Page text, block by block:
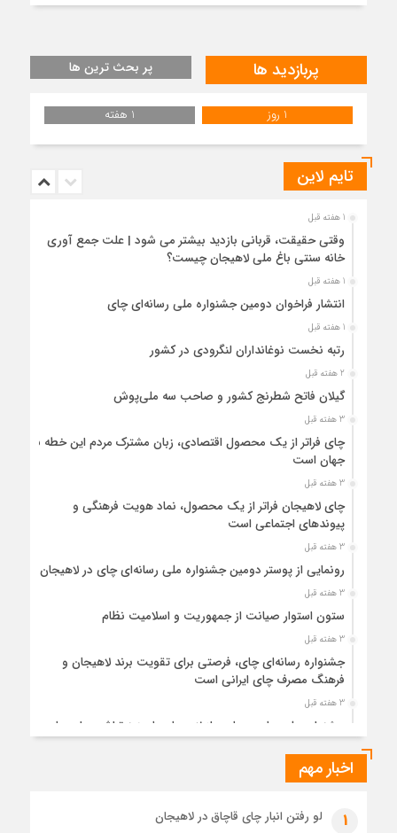
پربازدید ها پر بحث ترین ها
1 روز 1 هفته
تایم لاین
1 هفته قبل
وقتی حقیقت، قربانی بازدید بیشتر می شود | علت جمع آوری
خانه سنتی باغ ملی لاهیجان چیست؟
1 هفته قبل
انتشار فراخوان دومین جشنواره ملی رسانه‌ای چای
1 هفته قبل
رتبه نخست نوغانداران لنگرودی در کشور
2 هفته قبل
گیلان فاتح شطرنج کشور و صاحب سه ملی‌پوش
3 هفته قبل
چای فراتر از یک محصول اقتصادی، زبان مشترک مردم این خطه با
جهان است
3 هفته قبل
چای لاهیجان فراتر از یک محصول، نماد هویت فرهنگی و
پیوندهای اجتماعی است
3 هفته قبل
رونمایی از پوستر دومین جشنواره ملی رسانه‌ای چای در لاهیجان
3 هفته قبل
ستون استوار صیانت از جمهوریت و اسلامیت نظام
3 هفته قبل
جشنواره رسانه‌ای چای، فرصتی برای تقویت برند لاهیجان و
فرهنگ مصرف چای ایرانی است
3 هفته قبل
جشنواره ملی چای، حمایت از لاهیجان یا هزینه‌تراشی برای چای
ایرانی!؟
1 ماه قبل
1 ماه قبل
اخبار مهم
1 لو رفتن انبار چای قاچاق در لاهیجان